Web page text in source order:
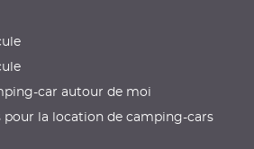
car autour de moi
pour la location de camping-cars